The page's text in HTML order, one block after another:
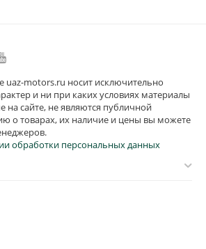
uaz-motors.ru носит исключительно
и ни при каких условиях материалы
сайте, не являются публичной
о товарах, их наличие и цены вы можете
обработки персональных данных